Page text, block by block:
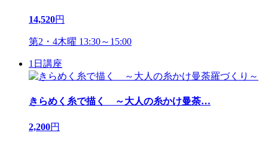
14,520円
第2・4木曜 13:30～15:00
1日講座
きらめく糸で描く ～大人の糸かけ曼荼…
2,200円